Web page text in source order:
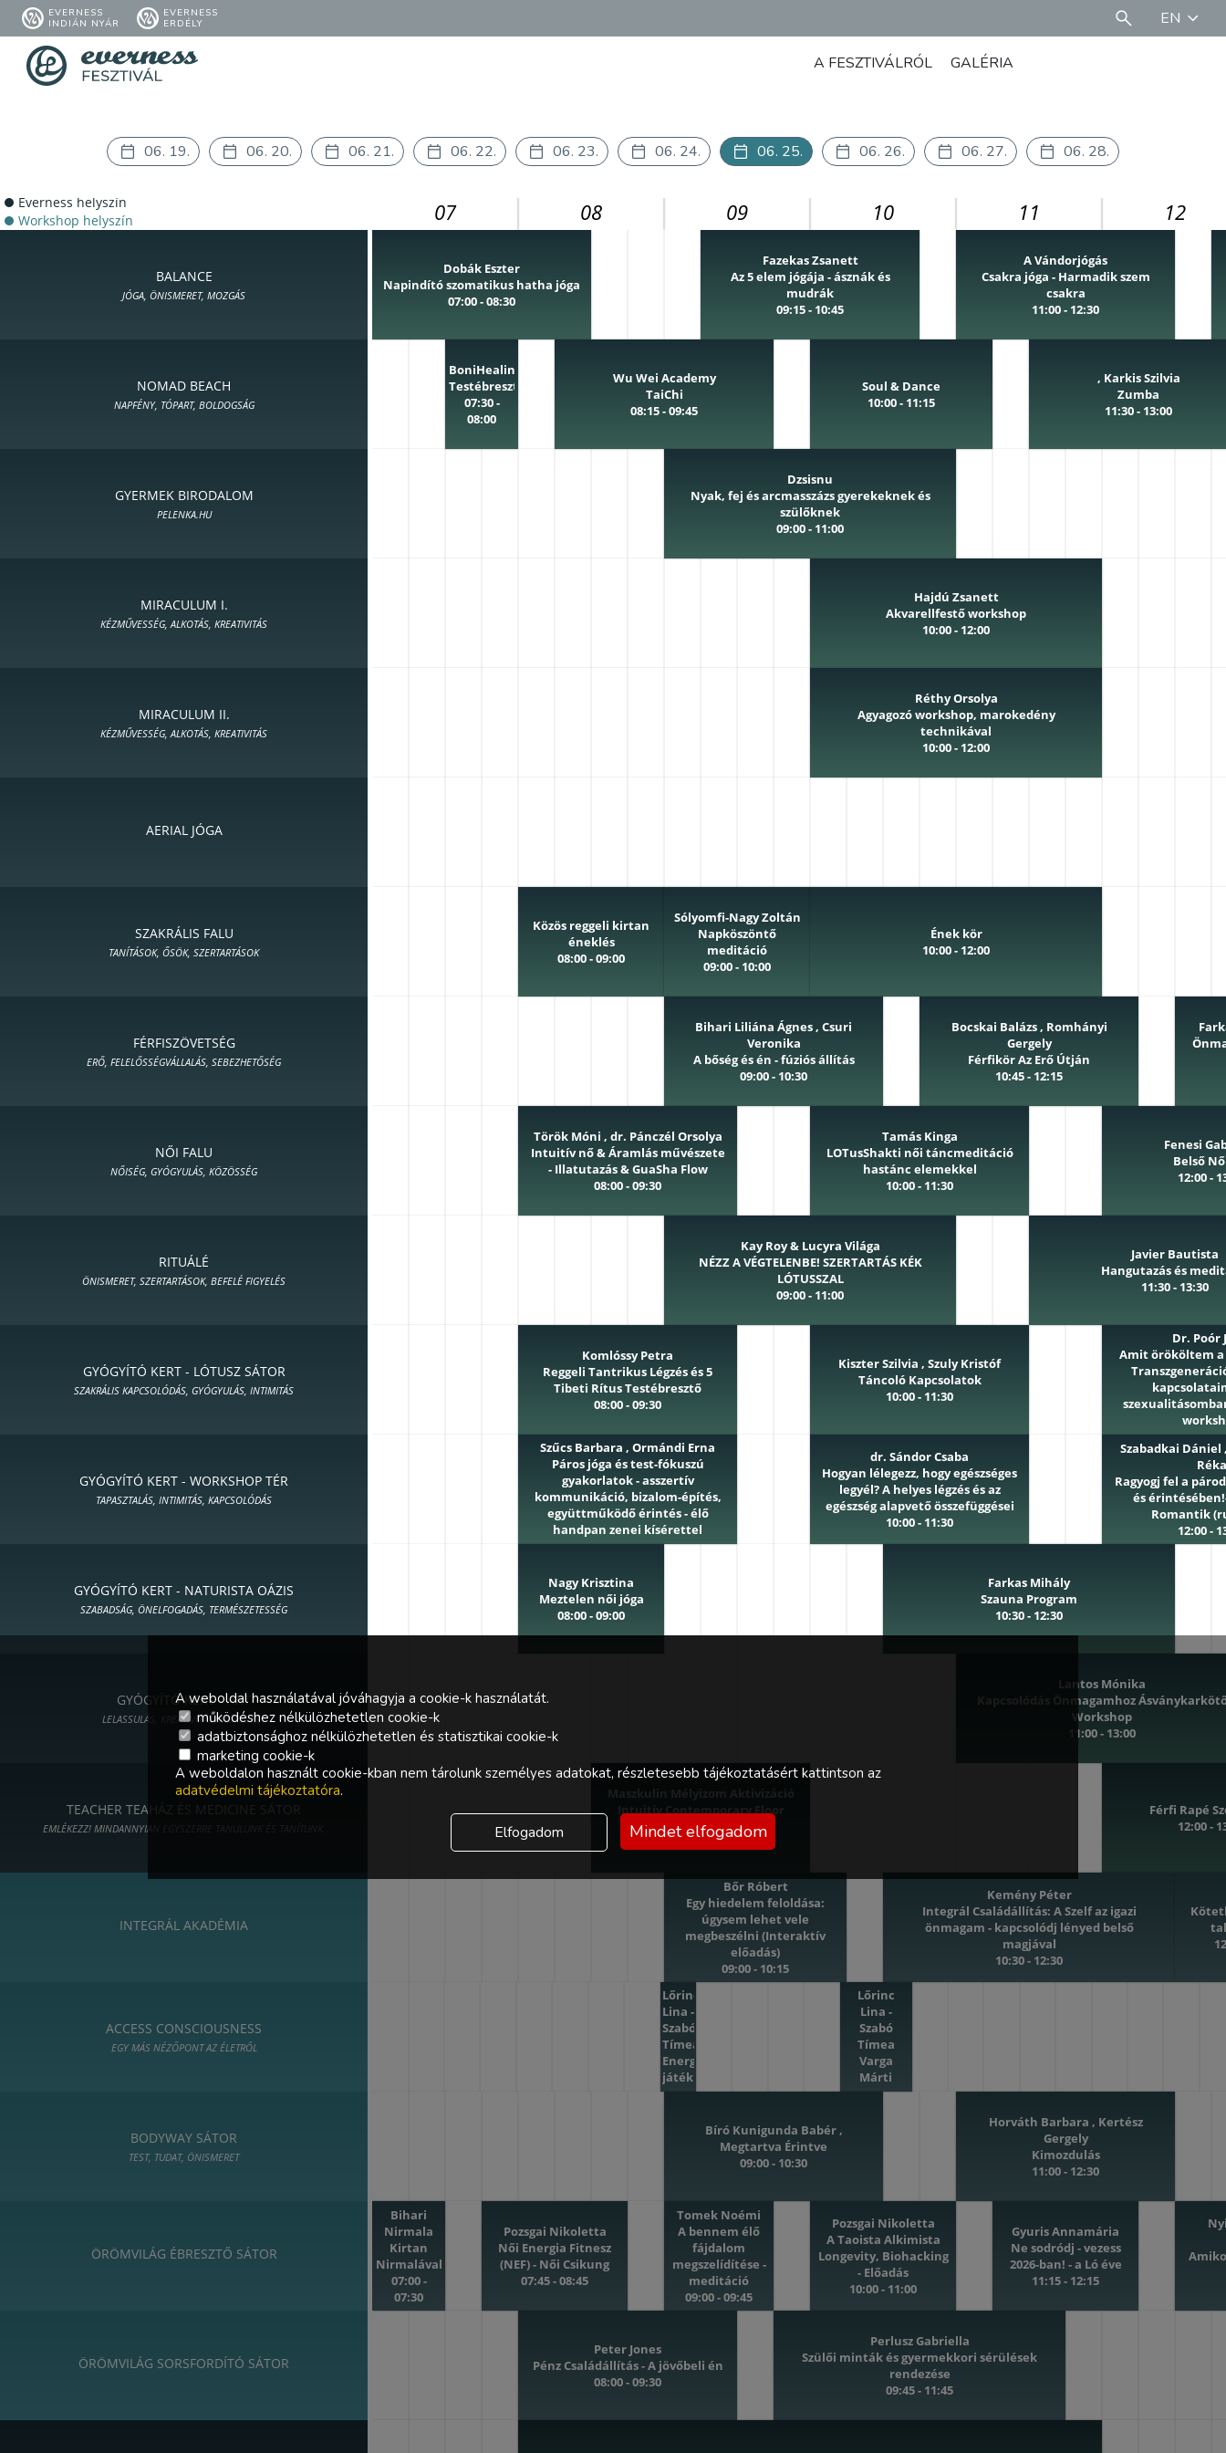
EVERNESS
INDIÁN NYÁR
EVERNESS
ERDÉLY
EN
A FESZTIVÁLRÓL GALÉRIA
06. 19. 06. 20. 06. 21. 06. 22. 06. 23. 06. 24. 06. 25. 06. 26. 06. 27. 06. 28.
Everness helyszín
Workshop helyszín
BALANCE
JÓGA, ÖNISMERET, MOZGÁS
NOMAD BEACH
NAPFÉNY, TÓPART, BOLDOGSÁG
GYERMEK BIRODALOM
PELENKA.HU
MIRACULUM I.
KÉZMŰVESSÉG, ALKOTÁS, KREATIVITÁS
MIRACULUM II.
KÉZMŰVESSÉG, ALKOTÁS, KREATIVITÁS
AERIAL JÓGA
SZAKRÁLIS FALU
TANÍTÁSOK, ŐSÖK, SZERTARTÁSOK
FÉRFISZÖVETSÉG
ERŐ, FELELŐSSÉGVÁLLALÁS, SEBEZHETŐSÉG
NŐI FALU
NŐISÉG, GYÓGYULÁS, KÖZÖSSÉG
RITUÁLÉ
ÖNISMERET, SZERTARTÁSOK, BEFELÉ FIGYELÉS
GYÓGYÍTÓ KERT - LÓTUSZ SÁTOR
SZAKRÁLIS KAPCSOLÓDÁS, GYÓGYULÁS, INTIMITÁS
GYÓGYÍTÓ KERT - WORKSHOP TÉR
TAPASZTALÁS, INTIMITÁS, KAPCSOLÓDÁS
GYÓGYÍTÓ KERT - NATURISTA OÁZIS
SZABADSÁG, ÖNELFOGADÁS, TERMÉSZETESSÉG
GYÓGYÍTÓ KERT - ART
LELASSULÁS, KREATIVITÁS, MŰVÉSZET
TEACHER TEAHÁZ ÉS MEDICINE SÁTOR
EMLÉKEZZ! MINDANNYIAN EGYSZERRE TANULUNK ÉS TANÍTUNK.
INTEGRÁL AKADÉMIA
ACCESS CONSCIOUSNESS
EGY MÁS NÉZŐPONT AZ ÉLETRŐL
BODYWAY SÁTOR
TEST, TUDAT, ÖNISMERET
ÖRÖMVILÁG ÉBRESZTŐ SÁTOR
ÖRÖMVILÁG SORSFORDÍTÓ SÁTOR
07 08 09 10 11 12
Dobák Eszter
Napindító szomatikus hatha jóga
07:00 - 08:30
Fazekas Zsanett
Az 5 elem jógája - ásznák és
mudrák
09:15 - 10:45
A Vándorjógás
Csakra jóga - Harmadik szem
csakra
11:00 - 12:30
BoniHealing
Testébresztés
07:30 -
08:00
Wu Wei Academy
TaiChi
08:15 - 09:45
Soul & Dance
10:00 - 11:15
, Karkis Szilvia
Zumba
11:30 - 13:00
Dzsisnu
Nyak, fej és arcmasszázs gyerekeknek és
szülőknek
09:00 - 11:00
Hajdú Zsanett
Akvarellfestő workshop
10:00 - 12:00
Réthy Orsolya
Agyagozó workshop, marokedény
technikával
10:00 - 12:00
Közös reggeli kirtan
éneklés
08:00 - 09:00
Sólyomfi-Nagy Zoltán
Napköszöntő
meditáció
09:00 - 10:00
Ének kör
10:00 - 12:00
Bihari Liliána Ágnes , Csuri
Veronika
A bőség és én - fúziós állítás
09:00 - 10:30
Bocskai Balázs , Romhányi
Gergely
Férfikör Az Erő Útján
10:45 - 12:15
Török Móni , dr. Pánczél Orsolya
Intuitív nő & Áramlás művészete
- Illatutazás & GuaSha Flow
08:00 - 09:30
Tamás Kinga
LOTusShakti női táncmeditáció
hastánc elemekkel
10:00 - 11:30
Fenesi
Belső
12:00 -
Kay Roy & Lucyra Világa
NÉZZ A VÉGTELENBE! SZERTARTÁS KÉK
LÓTUSSZAL
09:00 - 11:00
Javier Bautista
Hangutazás és
11:30 - 13:30
Komlóssy Petra
Reggeli Tantrikus Légzés és 5
Tibeti Rítus Testébresztő
08:00 - 09:30
Kiszter Szilvia , Szuly Kristóf
Táncoló Kapcsolatok
10:00 - 11:30
Dr. Poór
Amit örököltem a
12:00 -
Szűcs Barbara , Ormándi Erna
Páros jóga és test-fókuszú
gyakorlatok - asszertív
kommunikáció, bizalom-építés,
együttműködő érintés - élő
handpan zenei kísérettel
08:00 - 09:30
dr. Sándor Csaba
Hogyan lélegezz, hogy egészséges
legyél? A helyes légzés és az
egészség alapvető összefüggései
10:00 - 11:30
Szabadkai Dániel
Réka
Ragyogj fel a
és
Romantik
12:00 -
Nagy Krisztina
Meztelen női jóga
08:00 - 09:00
Farkas Mihály
Szauna Program
10:30 - 12:30
Lantos Mónika
Kapcsolódás Önmagamhoz
Workshop
11:00 - 13:00
Intuitív Contemporary Floor
Work
08:30 - 10:00
Férfi Rapé
12:00 -
Bőr Róbert
Egy hiedelem feloldása:
úgysem lehet vele
megbeszélni (Interaktív
előadás)
09:00 - 10:15
Kemény Péter
Integrál Családállítás: A Szelf az igazi
önmagam - kapcsolódj lényed belső
magjával
10:30 - 12:30
Lőrinc
Lina -
Szabó
Tímea
Energia
játék
Lőrinc
Lina -
Szabó
Tímea
Varga
Márti
Varázslatos
Bíró Kunigunda Babér ,
Megtartva Érintve
09:00 - 10:30
Horváth Barbara , Kertész
Gergely
Kimozdulás
11:00 - 12:30
Bihari
Nirmala
Kirtan
Nirmalával
07:00 -
07:30
Pozsgai Nikoletta
Női Energia Fitnesz
(NEF) - Női Csikung
07:45 - 08:45
Tomek Noémi
A bennem élő
fájdalom
megszelídítése -
meditáció
09:00 - 09:45
Pozsgai Nikoletta
A Taoista Alkimista
Longevity, Biohacking
- Előadás
10:00 - 11:00
Gyuris Annamária
Ne sodródj - vezess
2026-ban! - a Ló éve
11:15 - 12:15
Peter Jones
Pénz Családállítás - A jövőbeli én
08:00 - 09:30
Perlusz Gabriella
Szülői minták és gyermekkori sérülések
rendezése
09:45 - 11:45
A weboldal használatával jóváhagyja a cookie-k használatát.
működéshez nélkülözhetetlen cookie-k
adatbiztonsághoz nélkülözhetetlen és statisztikai cookie-k
marketing cookie-k
A weboldalon használt cookie-kban nem tárolunk személyes adatokat, részletesebb tájékoztatásért kattintson az
adatvédelmi tájékoztatóra.
Elfogadom Mindet elfogadom